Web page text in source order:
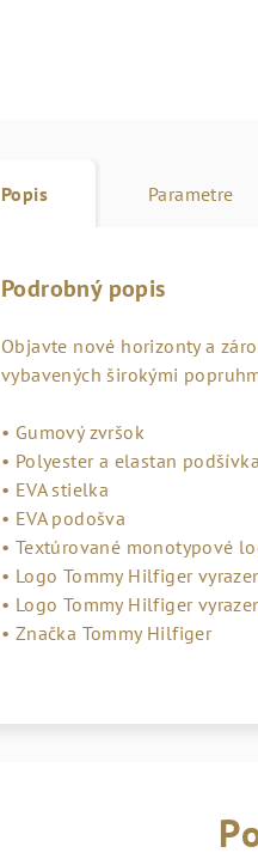
Popis Parametre
Podrobný popis
Objavte nové horizonty a
vybavených širokými
• Gumový zvršok
• Polyester a elastan podšívka
• EVA stielka
• EVA podošva
• Textúrované monotypové
• Logo Tommy Hilfiger
• Logo Tommy Hilfiger
• Značka Tommy Hilfiger